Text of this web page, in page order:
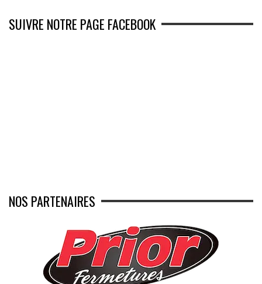
SUIVRE NOTRE PAGE FACEBOOK
NOS PARTENAIRES